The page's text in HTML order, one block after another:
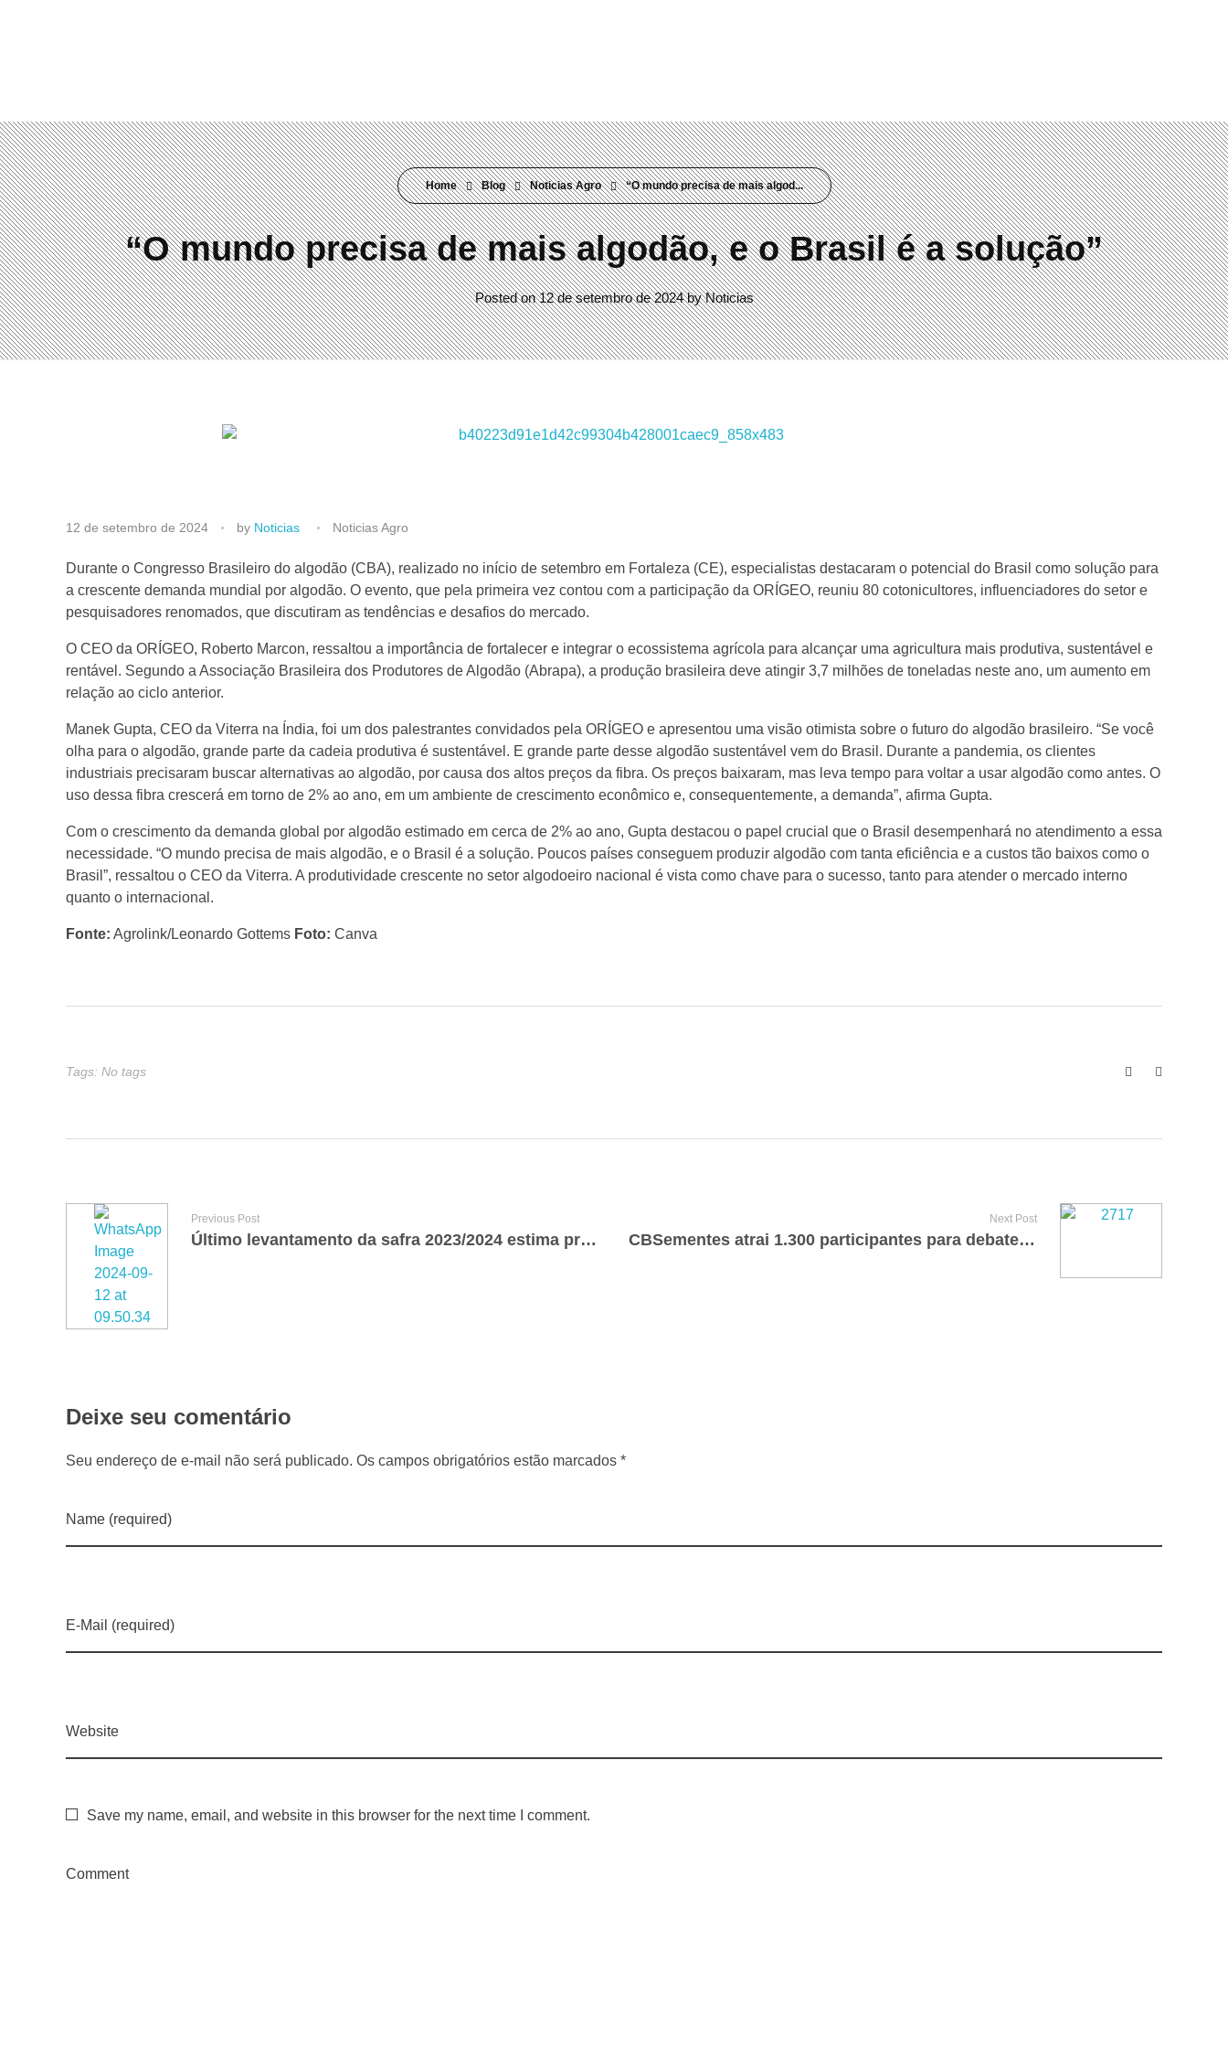
Home Blog Noticias Agro “O mundo precisa de mais algod...
“O mundo precisa de mais algodão, e o Brasil é a solução”
Posted on 12 de setembro de 2024 by Noticias
“
O
m
u
n
d
o
p
r
i
m
i
a
g
d
o
,
12 de setembro de 2024 by Noticias Noticias Agro
Durante o Congresso Brasileiro do algodão (CBA), realizado no início de setembro em Fortaleza (CE), especialistas destacaram o potencial do Brasil como solução para
a crescente demanda mundial por algodão. O evento, que pela primeira vez contou com a participação da ORÍGEO, reuniu 80 cotonicultores, influenciadores do setor e
pesquisadores renomados, que discutiram as tendências e desafios do mercado.
O CEO da ORÍGEO, Roberto Marcon, ressaltou a importância de fortalecer e integrar o ecossistema agrícola para alcançar uma agricultura mais produtiva, sustentável e
rentável. Segundo a Associação Brasileira dos Produtores de Algodão (Abrapa), a produção brasileira deve atingir 3,7 milhões de toneladas neste ano, um aumento em
relação ao ciclo anterior.
Manek Gupta, CEO da Viterra na Índia, foi um dos palestrantes convidados pela ORÍGEO e apresentou uma visão otimista sobre o futuro do algodão brasileiro. “Se você
olha para o algodão, grande parte da cadeia produtiva é sustentável. E grande parte desse algodão sustentável vem do Brasil. Durante a pandemia, os clientes
industriais precisaram buscar alternativas ao algodão, por causa dos altos preços da fibra. Os preços baixaram, mas leva tempo para voltar a usar algodão como antes. O
uso dessa fibra crescerá em torno de 2% ao ano, em um ambiente de crescimento econômico e, consequentemente, a demanda”, afirma Gupta.
Com o crescimento da demanda global por algodão estimado em cerca de 2% ao ano, Gupta destacou o papel crucial que o Brasil desempenhará no atendimento a essa
necessidade. “O mundo precisa de mais algodão, e o Brasil é a solução. Poucos países conseguem produzir algodão com tanta eficiência e a custos tão baixos como o
Brasil”, ressaltou o CEO da Viterra. A produtividade crescente no setor algodoeiro nacional é vista como chave para o sucesso, tanto para atender o mercado interno
quanto o internacional.
Fonte: Agrolink/Leonardo Gottems Foto: Canva
Tags: No tags
Previous Post
Último levantamento da safra 2023/2024 estima produção de grãos em 298,41 milhões de toneladas
Next Post
CBSementes atrai 1.300 participantes para debater a sustentabilidade na cadeia produtiva das sementes
Deixe seu comentário
Seu endereço de e-mail não será publicado. Os campos obrigatórios estão marcados *
Name (required)
E-Mail (required)
Website
Save my name, email, and website in this browser for the next time I comment.
Comment